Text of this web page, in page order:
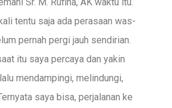
tentu saja ada perasaan was-
pernah pergi jauh sendirian.
itu saya percaya dan yakin
mendampingi, melindungi,
saya bisa, perjalanan ke